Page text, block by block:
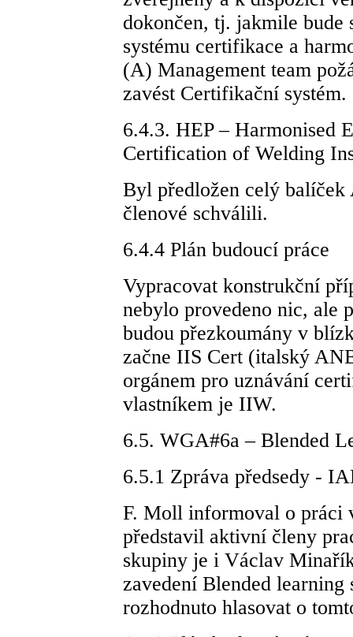
dokončen, tj. jakmile
systému certifikace a
(A) Management team
zavést Certifikační
6.4.3. HEP – Harmonised
Certification of Welding
Byl předložen celý
členové schválili.
6.4.4 Plán budoucí práce
Vypracovat konstrukční
nebylo provedeno nic, ale
budou přezkoumány v
začne IIS Cert (italský
orgánem pro uznávání
vlastníkem je IIW.
6.5. WGA#6a – Blended
6.5.1 Zpráva předsedy -
F. Moll informoval o práci
představil aktivní členy
skupiny je i Václav
zavedení Blended
rozhodnuto hlasovat o